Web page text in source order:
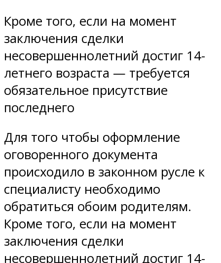
Кроме того, если на момент
заключения сделки
несовершеннолетний достиг 14-
летнего возраста — требуется
обязательное присутствие
последнего
Для того чтобы оформление
оговоренного документа
происходило в законном русле к
специалисту необходимо
обратиться обоим родителям.
Кроме того, если на момент
заключения сделки
несовершеннолетний достиг 14-